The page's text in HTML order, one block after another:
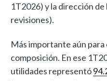
1T2026) y la dirección
revisiones).
Más importante aún para
composición. En ese
utilidades representó